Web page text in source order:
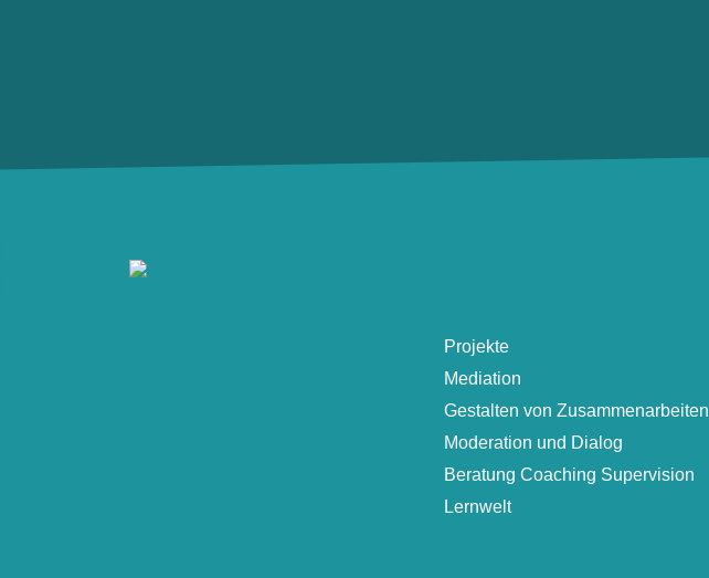
Projekte
Mediation
Gestalten von Zusammenarbeiten
Moderation und Dialog
Beratung Coaching Supervision
Lernwelt